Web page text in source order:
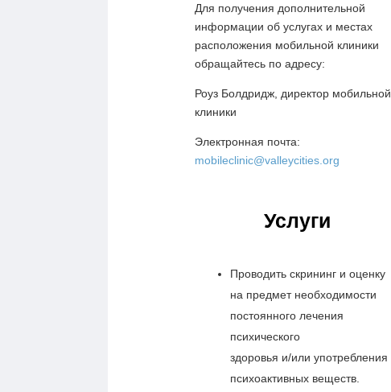
Для получения дополнительной
информации об услугах и местах
расположения мобильной клиники
обращайтесь по адресу:
Роуз Болдридж, директор мобильной
клиники
Электронная почта:
mobileclinic@valleycities.org
Услуги
Проводить скрининг и оценку
на предмет необходимости
постоянного лечения
психического
здоровья и/или употребления
психоактивных веществ.